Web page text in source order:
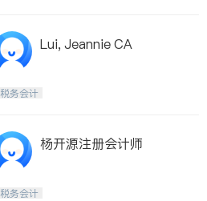
Guelph
Ajax
Niagara Falls
Concord
King
Lui, Jeannie CA
税务会计
杨开源注册会计师
税务会计